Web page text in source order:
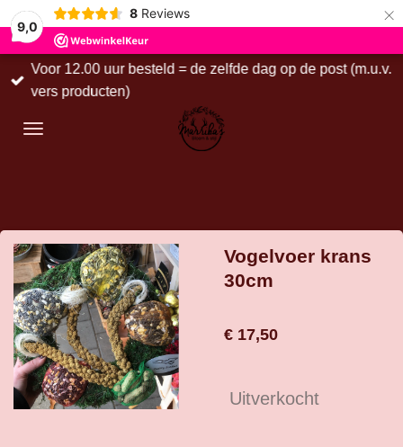
9,0
8 Reviews ×
Voor 12.00 uur besteld = de zelfde dag op de post (m.u.v.
vers producten)
Vogelvoer krans
30cm
€ 17,50
Uitverkocht